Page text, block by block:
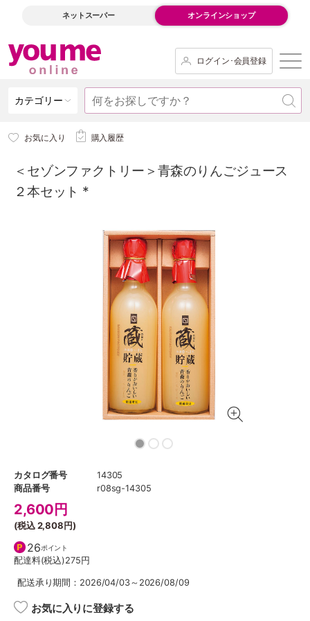
ネットスーパー オンラインショップ
ログイン･会員登録
カテゴリー
お気に入り 購入履歴
＜セゾンファクトリー＞青森のりんごジュース
２本セット *
カタログ番号
14305
商品番号
r08sg-14305
2,600 円
(税込2,808円)
26ポイント
配達料(税込)275円
配送承り期間：2026/04/03～2026/08/09
お気に入りに登録する